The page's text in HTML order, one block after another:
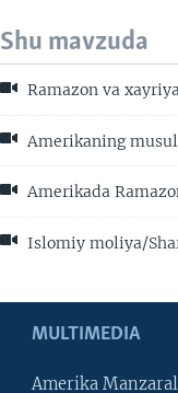
Shu mavzuda
Ramazon va
Amerikaning
Amerikada
Islomiy moliya/
MULTIMEDIA
Amerika